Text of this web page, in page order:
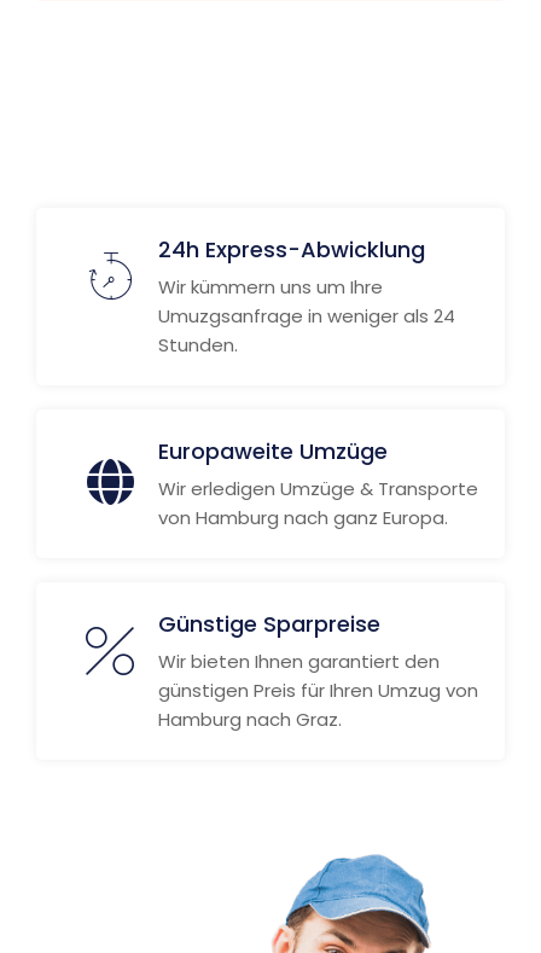
24h Express-Abwicklung
Wir kümmern uns um Ihre
Umuzgsanfrage in weniger als 24
Stunden.
Europaweite Umzüge
Wir erledigen Umzüge & Transporte
von Hamburg nach ganz Europa.
Günstige Sparpreise
Wir bieten Ihnen garantiert den
günstigen Preis für Ihren Umzug von
Hamburg nach Graz.